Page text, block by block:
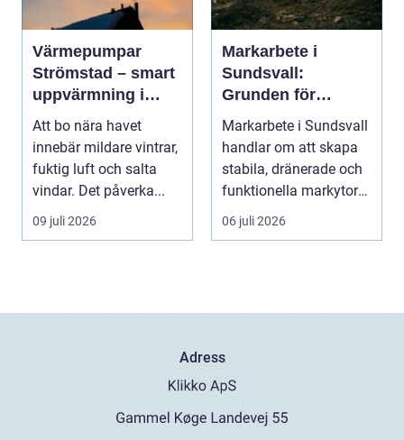
Värmepumpar
Strömstad – smart
uppvärmning i
kustklimat
Att bo nära havet
innebär mildare vintrar,
fuktig luft och salta
vindar. Det påverka...
09 juli 2026
Markarbete i
Sundsvall:
Grunden för
hållbara hus, vägar
och tomter
Markarbete i Sundsvall
handlar om att skapa
stabila, dränerade och
funktionella markytor
som kl...
06 juli 2026
Adress